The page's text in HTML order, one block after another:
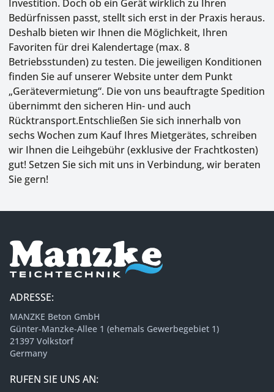
Investition. Doch ob ein Gerät wirklich zu Ihren
Bedürfnissen passt, stellt sich erst in der Praxis heraus.
Deshalb bieten wir Ihnen die Möglichkeit, Ihren
Favoriten für drei Kalendertage (max. 8
Betriebsstunden) zu testen. Die jeweiligen Konditionen
finden Sie auf unserer Website unter dem Punkt
„Gerätevermietung“. Die von uns beauftragte Spedition
übernimmt den sicheren Hin- und auch
Rücktransport.Entschließen Sie sich innerhalb von
sechs Wochen zum Kauf Ihres Mietgerätes, schreiben
wir Ihnen die Leihgebühr (exklusive der Frachtkosten)
gut! Setzen Sie sich mit uns in Verbindung, wir beraten
Sie gern!
ADRESSE:
MANZKE Beton GmbH
Günter-Manzke-Allee 1 (ehemals Gewerbegebiet 1)
21397 Volkstorf
Germany
RUFEN SIE UNS AN: